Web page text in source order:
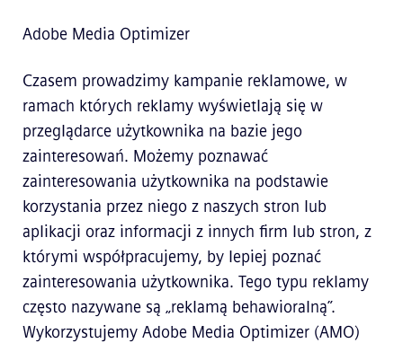
Adobe Media Optimizer
Czasem prowadzimy kampanie reklamowe, w
ramach których reklamy wyświetlają się w
przeglądarce użytkownika na bazie jego
zainteresowań. Możemy poznawać
zainteresowania użytkownika na podstawie
korzystania przez niego z naszych stron lub
aplikacji oraz informacji z innych firm lub stron, z
którymi współpracujemy, by lepiej poznać
zainteresowania użytkownika. Tego typu reklamy
często nazywane są „reklamą behawioralną”.
Wykorzystujemy Adobe Media Optimizer (AMO)